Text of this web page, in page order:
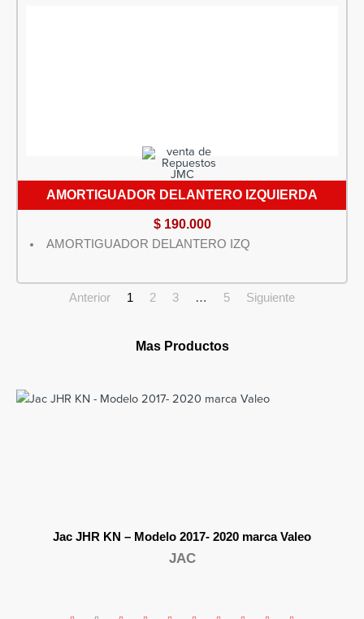
AMORTIGUADOR DELANTERO IZQUIERDA
$190.000
AMORTIGUADOR DELANTERO IZQ
Anterior 1 2 3 … 5 Siguiente
Mas Productos
Jac JHR KN – Modelo 2017- 2020 marca Valeo
JAC